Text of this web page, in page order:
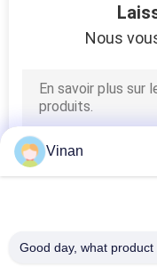
Verres
Nous
Vinan
Good day, what